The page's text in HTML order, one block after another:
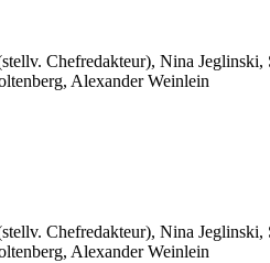
Chefredakteur), Nina Jeglinski,
Alexander Weinlein
Chefredakteur), Nina Jeglinski,
Alexander Weinlein